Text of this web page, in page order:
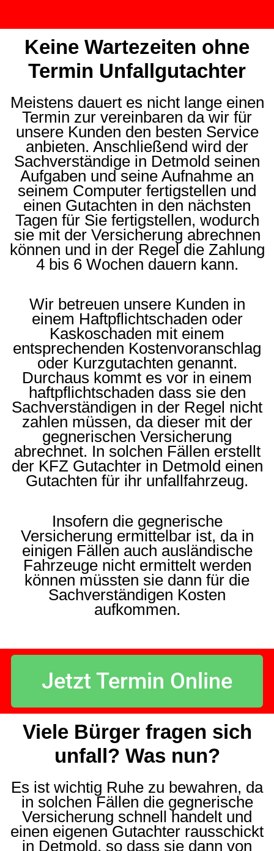
Keine Wartezeiten ohne
Termin Unfallgutachter
Meistens dauert es nicht lange einen
Termin zur vereinbaren da wir für
unsere Kunden den besten Service
anbieten. Anschließend wird der
Sachverständige in Detmold seinen
Aufgaben und seine Aufnahme an
seinem Computer fertigstellen und
einen Gutachten in den nächsten
Tagen für Sie fertigstellen, wodurch
sie mit der Versicherung abrechnen
können und in der Regel die Zahlung
4 bis 6 Wochen dauern kann.
Wir betreuen unsere Kunden in
einem Haftpflichtschaden oder
Kaskoschaden mit einem
entsprechenden Kostenvoranschlag
oder Kurzgutachten genannt.
Durchaus kommt es vor in einem
haftpflichtschaden dass sie den
Sachverständigen in der Regel nicht
zahlen müssen, da dieser mit der
gegnerischen Versicherung
abrechnet. In solchen Fällen erstellt
der KFZ Gutachter in Detmold einen
Gutachten für ihr unfallfahrzeug.
Insofern die gegnerische
Versicherung ermittelbar ist, da in
einigen Fällen auch ausländische
Fahrzeuge nicht ermittelt werden
können müssten sie dann für die
Sachverständigen Kosten
aufkommen.
Jetzt Termin Online
Viele Bürger fragen sich
unfall? Was nun?
Es ist wichtig Ruhe zu bewahren, da
in solchen Fällen die gegnerische
Versicherung schnell handelt und
einen eigenen Gutachter rausschickt
in Detmold, so dass sie dann von